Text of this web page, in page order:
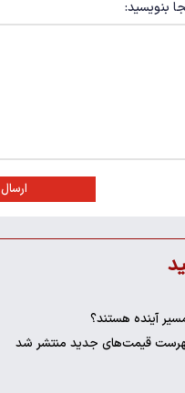
بنویسید:
ارسال
آینده هستند؟
فهرست قیمت‌های جدید منتشر شد